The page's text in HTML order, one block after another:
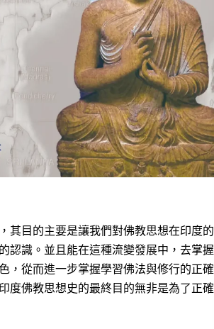
其目的主要是讓我們對佛教思想在印度的
認識。並且能在這種流變發展中，去掌握
，從而進一步掌握學習佛法與修行的正確
度佛教思想史的最終目的無非是為了正確